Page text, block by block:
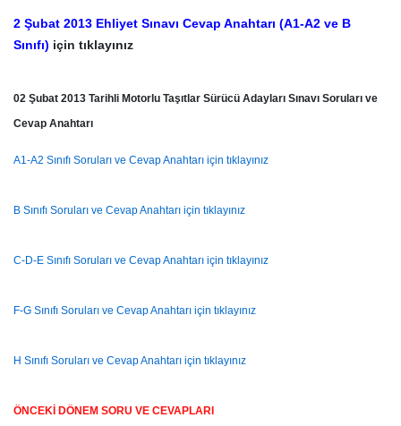
2 Şubat 2013 Ehliyet Sınavı Cevap Anahtarı (A1-A2 ve B
Sınıfı) için tıklayınız
02 Şubat 2013 Tarihli Motorlu Taşıtlar Sürücü Adayları Sınavı Soruları ve
Cevap Anahtarı
A1-A2 Sınıfı Soruları ve Cevap Anahtarı için tıklayınız
B Sınıfı Soruları ve Cevap Anahtarı için tıklayınız
C-D-E Sınıfı Soruları ve Cevap Anahtarı için tıklayınız
F-G Sınıfı Soruları ve Cevap Anahtarı için tıklayınız
H Sınıfı Soruları ve Cevap Anahtarı için tıklayınız
ÖNCEKİ DÖNEM SORU VE CEVAPLARI